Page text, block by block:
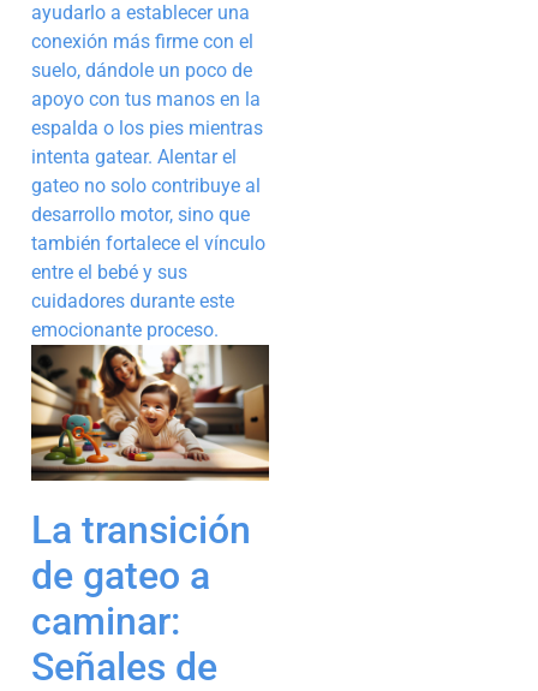
ayudarlo a establecer una
conexión más firme con el
suelo, dándole un poco de
apoyo con tus manos en la
espalda o los pies mientras
intenta gatear. Alentar el
gateo no solo contribuye al
desarrollo motor, sino que
también fortalece el vínculo
entre el bebé y sus
cuidadores durante este
emocionante proceso.
La transición
de gateo a
caminar:
Señales de